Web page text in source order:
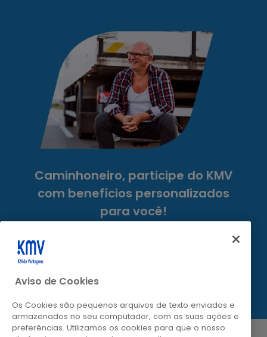
Caminhoneiro, participe do KMV
com benefícios personalizados
para você!
Selecione seu Posto Favorito e acumule
pagando com o app KMV!
Aviso de Cookies
Os Cookies são pequenos arquivos de texto enviados e
armazenados no seu computador, com as suas ações e
preferências. Utilizamos os cookies para que o nosso